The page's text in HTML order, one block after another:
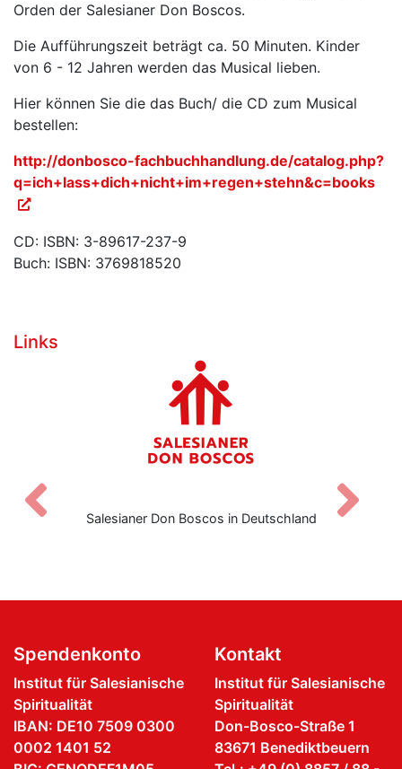
Orden der Salesianer Don Boscos.
Die Aufführungszeit beträgt ca. 50 Minuten. Kinder
von 6 - 12 Jahren werden das Musical lieben.
Hier können Sie die das Buch/ die CD zum Musical
bestellen:
http://donbosco-fachbuchhandlung.de/catalog.php?
q=ich+lass+dich+nicht+im+regen+stehn&c=books
CD: ISBN: 3-89617-237-9
Buch: ISBN: 3769818520
Links
Salesianer Don Boscos in Deutschland
Zurück
Spendenkonto
Institut für Salesianische
Spiritualität
IBAN: DE10 7509 0300
0002 1401 52
Kontakt
Institut für Salesianische
Spiritualität
Don-Bosco-Straße 1
83671 Benediktbeuern